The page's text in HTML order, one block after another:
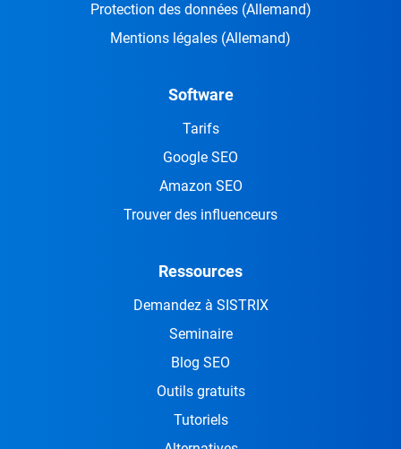
Protection des données (Allemand)
Mentions légales (Allemand)
Software
Tarifs
Google SEO
Amazon SEO
Trouver des influenceurs
Ressources
Demandez à SISTRIX
Seminaire
Blog SEO
Outils gratuits
Tutoriels